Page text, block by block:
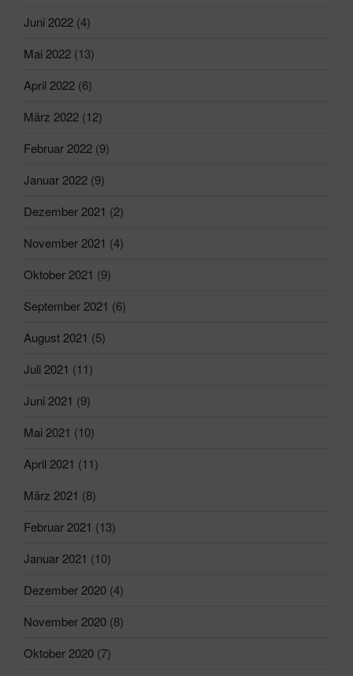
Juni 2022 (4)
Mai 2022 (13)
April 2022 (6)
März 2022 (12)
Februar 2022 (9)
Januar 2022 (9)
Dezember 2021 (2)
November 2021 (4)
Oktober 2021 (9)
September 2021 (6)
August 2021 (5)
Juli 2021 (11)
Juni 2021 (9)
Mai 2021 (10)
April 2021 (11)
März 2021 (8)
Februar 2021 (13)
Januar 2021 (10)
Dezember 2020 (4)
November 2020 (8)
Oktober 2020 (7)